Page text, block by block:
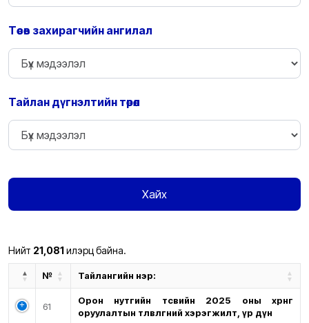
Төсөв захирагчийн ангилал
Тайлан дүгнэлтийн төрөл
Хайх
Нийт 21,081илэрц байна.
№ Тайлангийн нэр:
61
Орон нутгийн төсвийн 2025 оны хөрөнгө
оруулалтын төлөвлөгөөний хэрэгжилт, үр дүн